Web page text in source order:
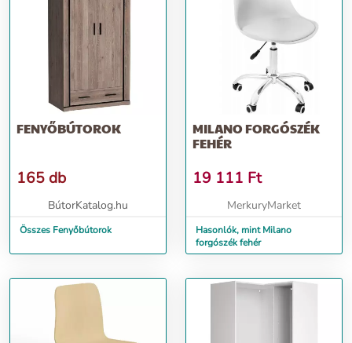
FENYŐBÚTOROK
165 db
BútorKatalog.hu
Összes Fenyőbútorok
MILANO FORGÓSZÉK
FEHÉR
19 111 Ft
MerkuryMarket
Hasonlók, mint Milano
forgószék fehér